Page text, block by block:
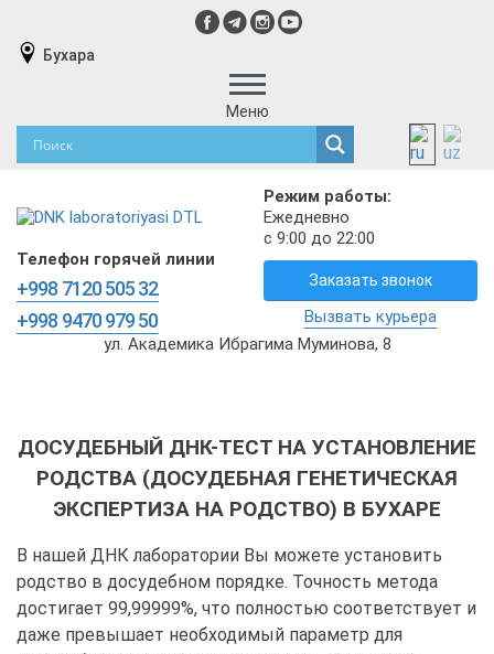
Бухара
Меню
Режим работы:
Ежедневно
с 9:00 до 22:00
Телефон горячей линии
+998 7120 505 32
+998 9470 979 50
Заказать звонок
Вызвать курьера
ул. Академика Ибрагима Муминова, 8
ДОСУДЕБНЫЙ ДНК-ТЕСТ НА УСТАНОВЛЕНИЕ
РОДСТВА (ДОСУДЕБНАЯ ГЕНЕТИЧЕСКАЯ
ЭКСПЕРТИЗА НА РОДСТВО) В БУХАРЕ
В нашей ДНК лаборатории Вы можете установить
родство в досудебном порядке. Точность метода
достигает 99,99999%, что полностью соответствует и
даже превышает необходимый параметр для